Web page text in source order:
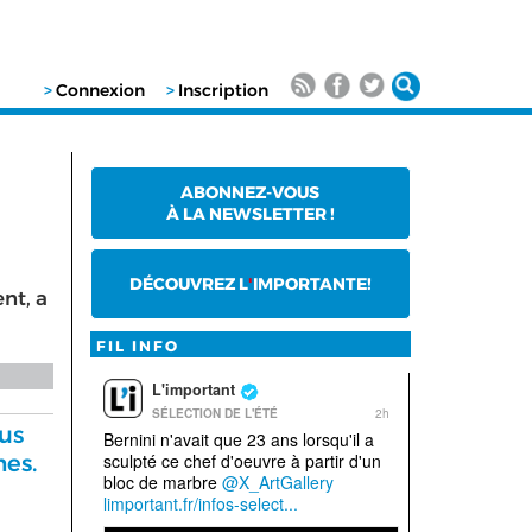
>Connexion > Inscription
a
ABONNEZ-VOUS
À LA NEWSLETTER !
DÉCOUVREZ L'IMPORTANTE!
FIL INFO